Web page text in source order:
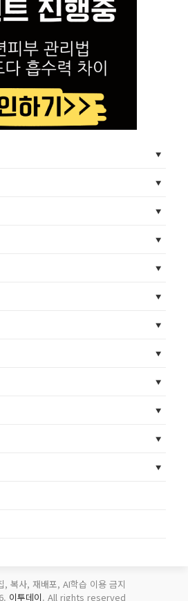
, 복사, 재배포, AI학습 이용 금지
이투데이. All rights reserved